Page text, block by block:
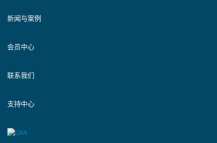
新闻与案例
会员中心
联系我们
支持中心